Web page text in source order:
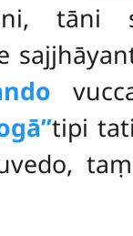
tāni
tipi